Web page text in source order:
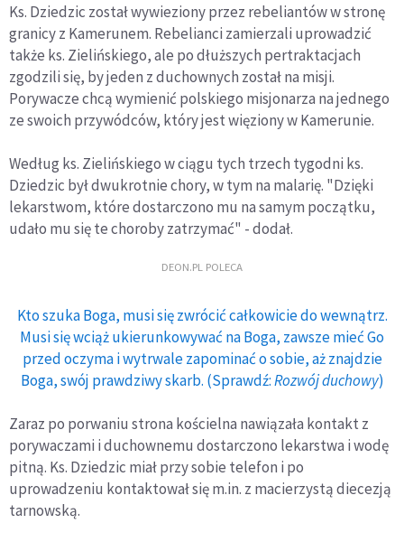
Ks. Dziedzic został wywieziony przez rebeliantów w stronę
granicy z Kamerunem. Rebelianci zamierzali uprowadzić
także ks. Zielińskiego, ale po dłuższych pertraktacjach
zgodzili się, by jeden z duchownych został na misji.
Porywacze chcą wymienić polskiego misjonarza na jednego
ze swoich przywódców, który jest więziony w Kamerunie.
Według ks. Zielińskiego w ciągu tych trzech tygodni ks.
Dziedzic był dwukrotnie chory, w tym na malarię. "Dzięki
lekarstwom, które dostarczono mu na samym początku,
udało mu się te choroby zatrzymać" - dodał.
DEON.PL POLECA
Kto szuka Boga, musi się zwrócić całkowicie do wewnątrz.
Musi się wciąż ukierunkowywać na Boga, zawsze mieć Go
przed oczyma i wytrwale zapominać o sobie, aż znajdzie
Boga, swój prawdziwy skarb. (Sprawdź:Rozwój duchowy)
Zaraz po porwaniu strona kościelna nawiązała kontakt z
porywaczami i duchownemu dostarczono lekarstwa i wodę
pitną. Ks. Dziedzic miał przy sobie telefon i po
uprowadzeniu kontaktował się m.in. z macierzystą diecezją
tarnowską.